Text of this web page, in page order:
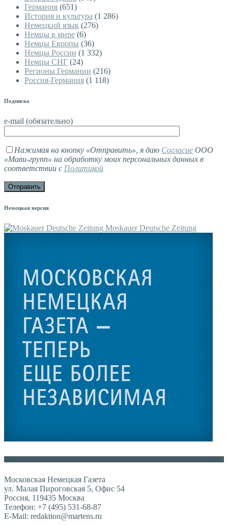
Германия (651)
История и культура (1 286)
Немецкий язык (276)
Немцы в мире (6)
Немцы Европы (36)
Немцы России (1 332)
Немцы СНГ (24)
Регионы Германии (216)
Россия-Германия (1 118)
Подписка
e-mail (обязательно)
Нажимая на кнопку «Отправить», я даю Согласие ООО
«Мави-групп» на обработку моих персональных данных в
соответствии с Политикой
Немецкая версия
Moskauer Deutsche Zeitung
Московская Немецкая Газета
ул. Малая Пироговская 5, Офис 54
Россия, 119435 Москва
Телефон: +7 (495) 531-68-87
E-Mail: redaktion@martens.ru